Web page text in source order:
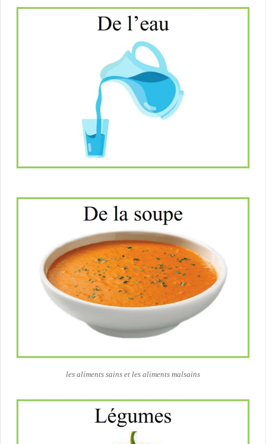
les aliments sains et les aliments malsains